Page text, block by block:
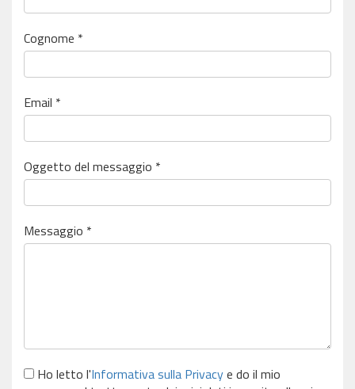
Cognome *
Email *
Oggetto del messaggio *
Messaggio *
Ho letto l'Informativa sulla Privacye do il mio